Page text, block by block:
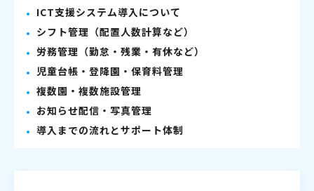
ICT支援システム導入について
シフト管理（配置人数計算など）
労務管理（勤怠・残業・有休など）
児童台帳・登降園・保育料管理
複数園・複数施設管理
お知らせ配信・写真管理
導入までの流れとサポート体制